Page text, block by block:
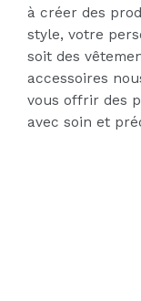
à créer des
style, votre
soit des
accessoires
vous offrir des
avec soin et